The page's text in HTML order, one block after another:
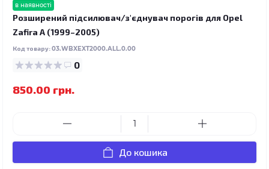
в наявності
Розширений підсилювач/з'єднувач порогів для Opel
Zafira A (1999–2005)
Код товару:03.WBXEXT2000.ALL.0.00
0
850.00 грн.
До кошика